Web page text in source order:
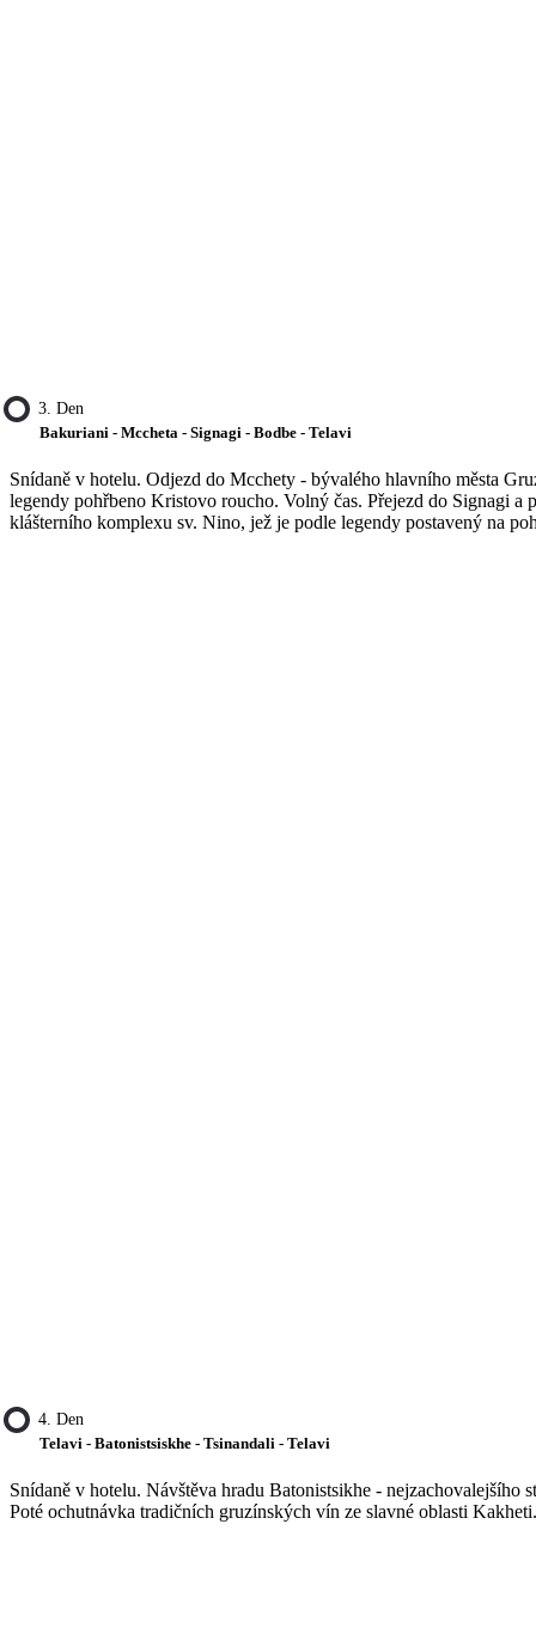
3. Den
Bakuriani - Mccheta - Signagi - Bodbe - Telavi
Snídaně v hotelu. Odjezd do Mcchety - bývalého hlavního města
legendy pohřbeno Kristovo roucho. Volný čas. Přejezd do Signagi
klášterního komplexu sv. Nino, jež je podle legendy postavený na
4. Den
Telavi - Batonistsiskhe - Tsinandali - Telavi
Snídaně v hotelu. Návštěva hradu Batonistsikhe - nejzachovalejšího
Poté ochutnávka tradičních gruzínských vín ze slavné oblasti